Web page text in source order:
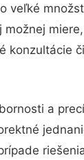
veľké
konzultácie
a